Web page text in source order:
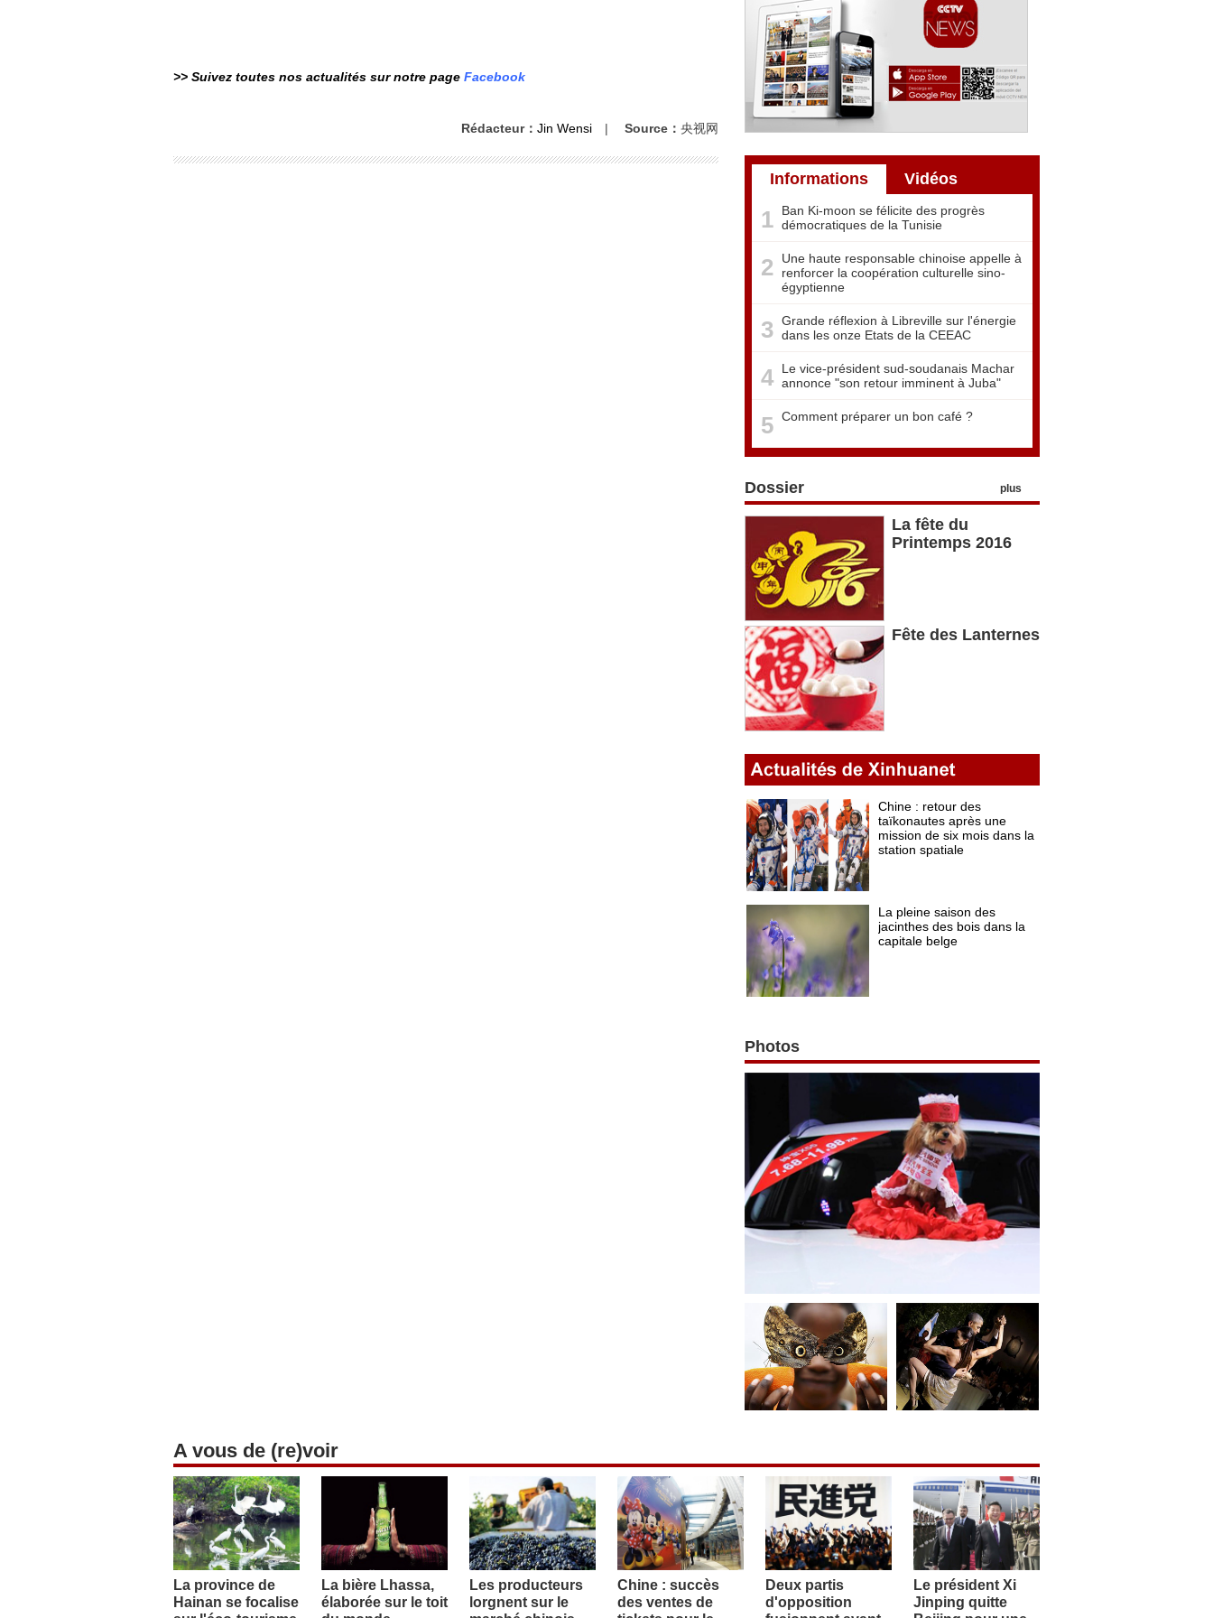
>> Suivez toutes nos actualités sur notre page Facebook
Rédacteur： Jin Wensi | Source： 央视网
Informations Vidéos
1
Ban Ki-moon se félicite des progrès
démocratiques de la Tunisie
2
Une haute responsable chinoise appelle à
renforcer la coopération culturelle sino-
égyptienne
3 Grande réflexion à Libreville sur l'énergie
dans les onze Etats de la CEEAC
4
Le vice-président sud-soudanais Machar
annonce "son retour imminent à Juba"
5 Comment préparer un bon café ?
Dossier plus
La fête du
Printemps 2016
Fête des Lanternes
Photos
A vous de (re)voir
La province de
Hainan se focalise
La bière Lhassa,
élaborée sur le toit
Les producteurs
lorgnent sur le
Chine : succès
des ventes de
Deux partis
d'opposition
Le président Xi
Jinping quitte